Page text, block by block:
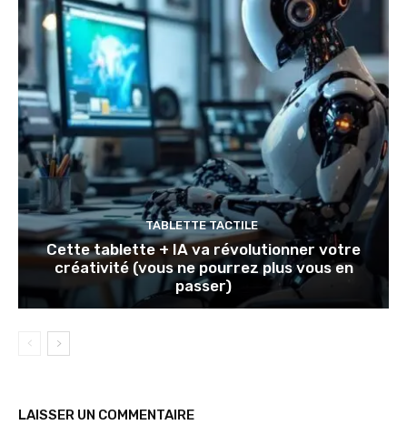
TABLETTE TACTILE
Cette tablette + IA va révolutionner votre
créativité (vous ne pourrez plus vous en
passer)
LAISSER UN COMMENTAIRE